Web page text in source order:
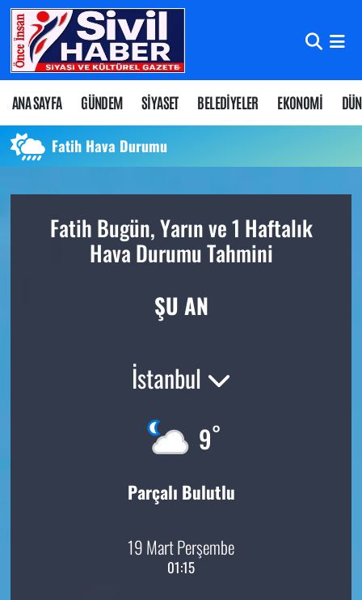
ANA SAYFA GÜNDEM SİYASET BELEDİYELER EKONOMİ
Fatih Hava Durumu
Fatih Bugün, Yarın ve 1 Haftalık
Hava Durumu Tahmini
ŞU AN
İstanbul
9°
Parçalı Bulutlu
19 Mart Perşembe
01:15
Nöbetçi Eczaneler
Hava Durumu
Namaz Vakitleri
Süper Lig Puan Durumu ve Fikstür
Tüm Manşetler
Son Dakika Haberleri